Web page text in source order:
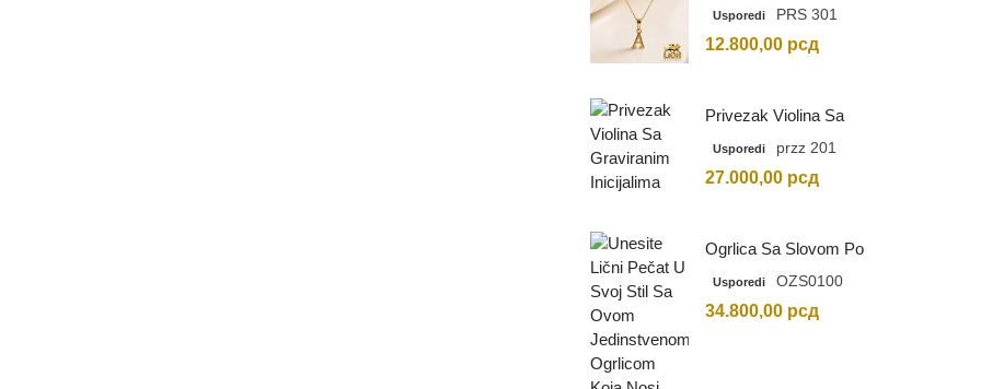
Usporedi PRS 301
12.800,00 рсд
Privezak Violina Sa
Graviranim Inicijalima
Usporedi przz 201
27.000,00 рсд
Ogrlica Sa Slovom Po
Vašem Izboru
Usporedi OZS0100
34.800,00 рсд